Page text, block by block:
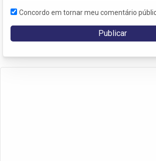
Concordo em tornar meu comentário